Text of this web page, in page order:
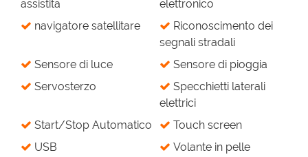
assistita
elettronico
navigatore satellitare
Riconoscimento dei
segnali stradali
Sensore di luce
Sensore di pioggia
Servosterzo
Specchietti laterali
elettrici
Start/Stop Automatico
Touch screen
USB
Volante in pelle